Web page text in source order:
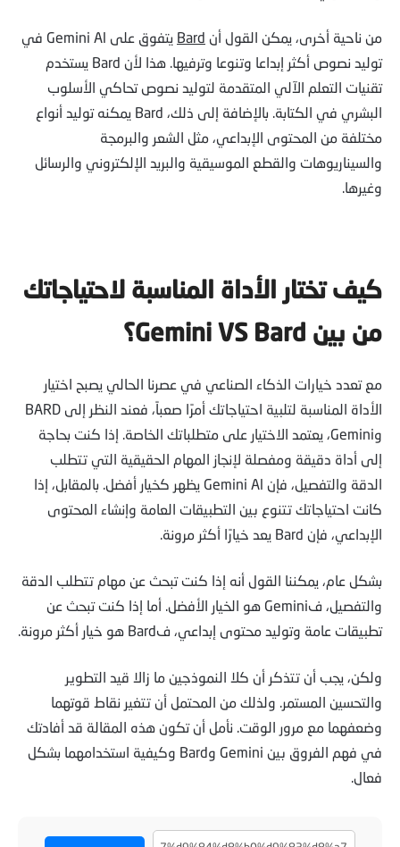
من ناحية أخرى، يمكن القول أن Bard
يتفوق على Gemini Al في
توليد نصوص أكثر إبداعا وتنوعا وترفيها. هذا لأن Bard يستخدم
تقنيات التعلم الآلي المتقدمة لتوليد نصوص تحاكي الأسلوب
البشري في الكتابة. بالإضافة إلى ذلك، Bard يمكنه توليد أنواع
مختلفة من المحتوى الإبداعي، مثل الشعر والبرمجة
والسيناريوهات والقطع الموسيقية والبريد الإلكتروني والرسائل
وغيرها.
كيف تختار الأداة المناسبة لاحتياجاتك
من بين Gemini VS Bard
؟
مع تعدد خيارات الذكاء الصناعي في عصرنا الحالي يصبح اختيار
الأداة المناسبة لتلبية احتياجاتك أمرًا صعباً، فعند النظر إلى BARD
وGemini، يعتمد الاختيار على متطلباتك الخاصة. إذا كنت بحاجة
إلى أداة دقيقة ومفصلة لإنجاز المهام الحقيقية التي تتطلب
الدقة والتفصيل، فإن Gemini Al يظهر كخيار أفضل. بالمقابل، إذا
كانت احتياجاتك تتنوع بين التطبيقات العامة وإنشاء المحتوى
الإبداعي، فإن Bard يعد خيارًا أكثر مرونة.
بشكل عام، يمكننا القول أنه إذا كنت تبحث عن مهام تتطلب الدقة
والتفصيل، فGemini هو الخيار الأفضل. أما إذا كنت تبحث عن
تطبيقات عامة وتوليد محتوى إبداعي، فBard هو خيار أكثر مرونة.
ولكن، يجب أن تتذكر أن كلا النموذجين ما زالا قيد التطوير
والتحسين المستمر. ولذلك من المحتمل أن تتغير نقاط قوتهما
وضعفهما مع مرور الوقت. نأمل أن تكون هذه المقالة قد أفادتك
في فهم الفروق بين Gemini وBard وكيفية استخدامهما بشكل
فعال.